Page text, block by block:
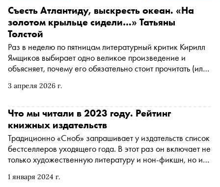
3 апреля 2026 г.
Съесть Атлантиду, выскресть океан. «На
золотом крыльце сидели…» Татьяны
Толстой
Раз в неделю по пятницам литературный критик Кирилл
Ямщиков выбирает одно великое произведение и
объясняет, почему его обязательно стоит прочитать (или
крыльце сидели…» Татьяны Толстой. Самый яркий дебют
одновременно жестокая, смешная, дачная, имперская —
и до невозможности живая
1 января 2024 г.
Что мы читали в 2023 году. Рейтинг
книжных издательств
Традиционно «Сноб» запрашивает у издательств список
бестселлеров уходящего года. В этот раз он включает не
только художественную литературу и нон-фикшн, но и
конце 2022 года, а некоторые были переизданы